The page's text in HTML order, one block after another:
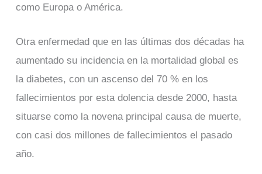
como Europa o América.
Otra enfermedad que en las últimas dos décadas ha
aumentado su incidencia en la mortalidad global es
la diabetes, con un ascenso del 70 % en los
fallecimientos por esta dolencia desde 2000, hasta
situarse como la novena principal causa de muerte,
con casi dos millones de fallecimientos el pasado
año.